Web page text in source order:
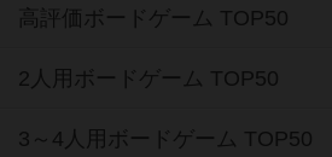
高評価ボードゲーム TOP50
2人用ボードゲーム TOP50
3～4人用ボードゲーム TOP50